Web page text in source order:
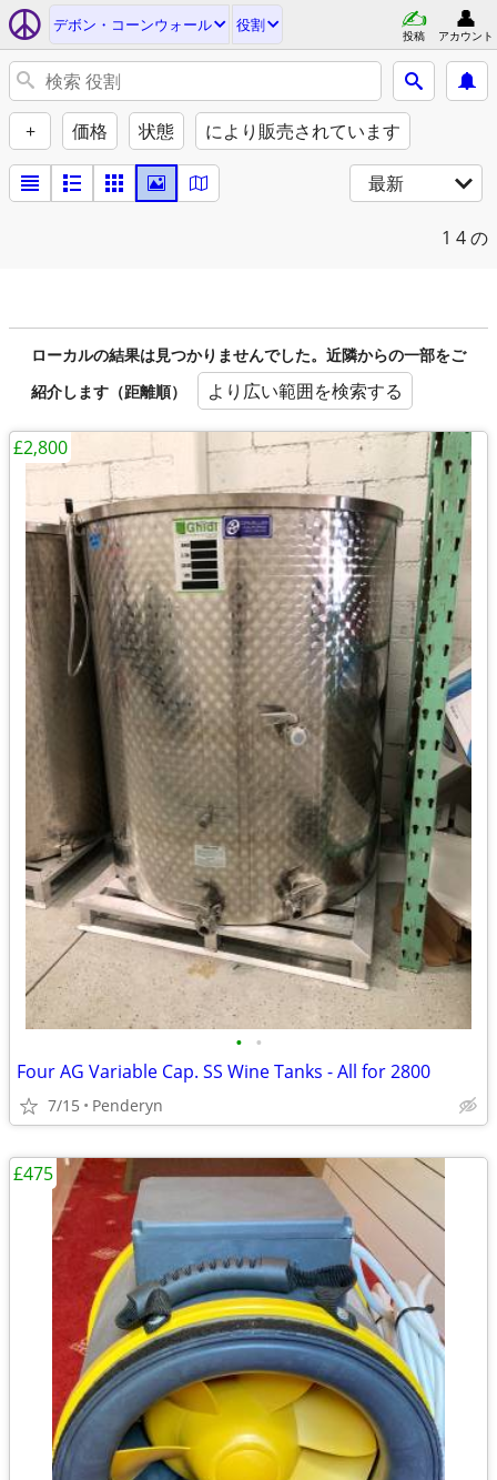
デボン・コーンウォール 役割
投稿 アカウント
+ 価格 状態 により販売されています
最新
1 4 の
ローカルの結果は見つかりませんでした。近隣からの一部をご
紹介します（距離順）
より広い範囲を検索する
• •
Four AG Variable Cap. SS Wine Tanks - All for 2800
7/15 Penderyn
£2,800
£475